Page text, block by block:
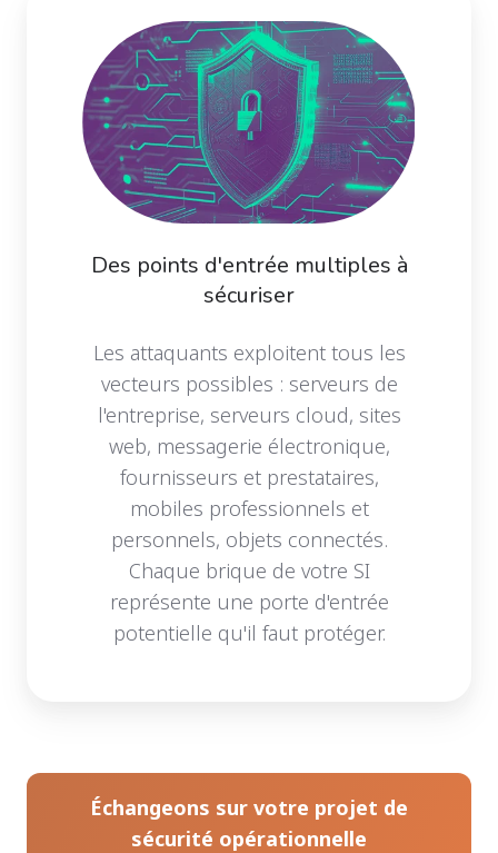
Des points d'entrée multiples à
sécuriser
Les attaquants exploitent tous les
vecteurs possibles : serveurs de
l'entreprise, serveurs cloud, sites
web, messagerie électronique,
fournisseurs et prestataires,
mobiles professionnels et
personnels, objets connectés.
Chaque brique de votre SI
représente une porte d'entrée
potentielle qu'il faut protéger.
Échangeons sur votre projet de
sécurité opérationnelle